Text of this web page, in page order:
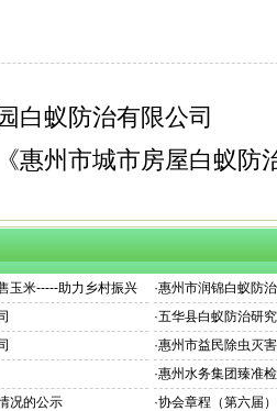
白蚁防治有限公司
惠州市城市房屋白蚁防
玉米-----助力乡村振兴 ·惠州市润锦白蚁防
·五华县白蚁防治研
·惠州市益民除虫灭
·惠州水务集团臻准
况的公示 ·协会章程（第六届）